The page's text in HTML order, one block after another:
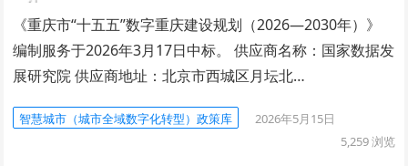
《重庆市“十五五”数字重庆建设规划（2026—2030年）》
编制服务于2026年3月17日中标。 供应商名称：国家数据发
展研究院 供应商地址：北京市西城区月坛北…
智慧城市（城市全域数字化转型）政策库
2026年5月15日
5,259浏览